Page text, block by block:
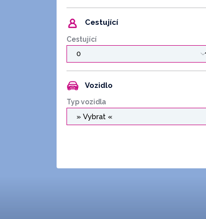
Cestující
Cestující
Vozidlo
Typ vozidla